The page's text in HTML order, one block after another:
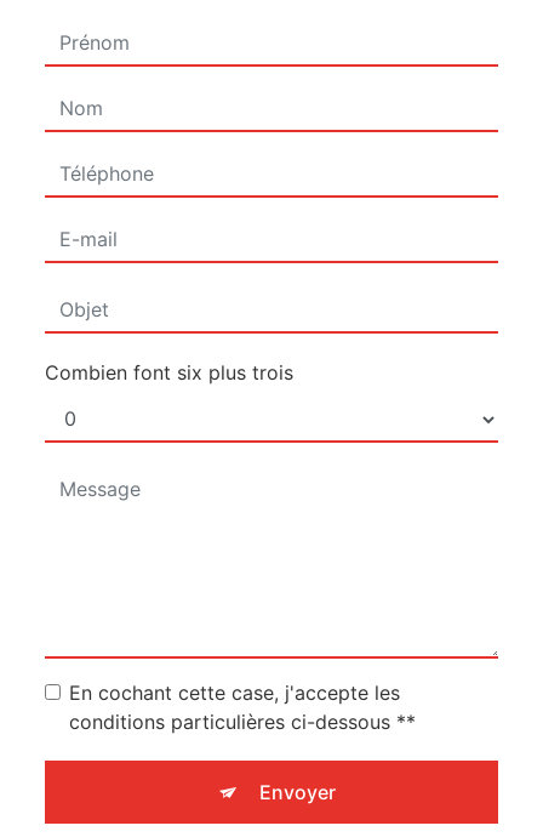
Combien font six plus trois
En cochant cette case, j'accepte les
conditions particulières ci-dessous **
Envoyer